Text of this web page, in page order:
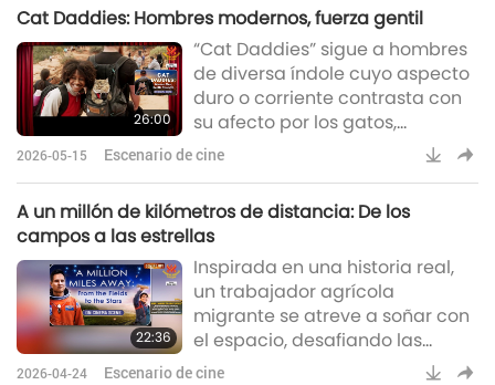
enseña a su familia y a todos los
que le rodean que la verdadera
fuerza no reside en la
perfección, sino en encontrar la
luz en cada momento.
Cat Daddies: Hombres modernos, fuerza gentil
26:00
“Cat Daddies” sigue a hombres
de diversa índole cuyo aspecto
duro o corriente contrasta con
su afecto por los gatos,
desafiando los estereotipos de
que amar a las personas-gato
señal de debilidad, y
replanteando el cuidado como
un acto de responsabilidad,
paciencia y fortaleza.
2026-05-15 Escenario de cine
A un millón de kilómetros de distancia: De los
campos a las estrellas
22:36
Inspirada en una historia real,
un trabajador agrícola
migrante se atreve a soñar con
el espacio, desafiando las
adversidades a lo largo de
2026-04-24 Escenario de cine